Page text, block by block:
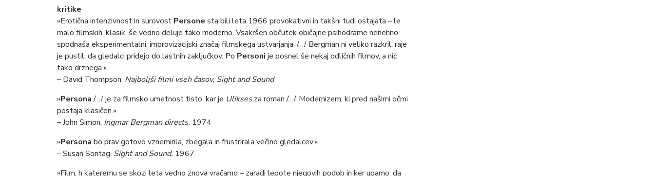
kritike
»Erotična intenzivnost in surovost Persone sta bili leta 1966 provokativni in takšni tudi ostajata – le
malo filmskih ‘klasik’ še vedno deluje tako moderno. Vsakršen občutek običajne psihodrame nenehno
spodnaša eksperimentalni, improvizacijski značaj filmskega ustvarjanja. /…/ Bergman ni veliko razkril, raje
je pustil, da gledalci pridejo do lastnih zaključkov. Po Personi je posnel še nekaj odličnih filmov, a nič
tako drznega.«
– David Thompson, Najboljši filmi vseh časov, Sight and Sound
»Persona/…/ je za filmsko umetnost tisto, kar je Uliksesza roman /…/. Modernizem, ki pred našimi očmi
postaja klasičen.«
– John Simon, Ingmar Bergman directs, 1974
»Persona bo prav gotovo vznemirila, zbegala in frustrirala večino gledalcev.«
– Susan Sontag, Sight and Sound, 1967
»Film, h kateremu se skozi leta vedno znova vračamo – zaradi lepote njegovih podob in ker upamo, da